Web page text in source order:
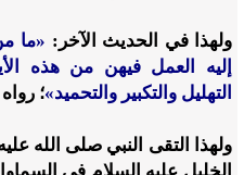
ولهذا في الحديث الآخر: «ما
إليه العمل فيهن من هذه
التهليل والتكبير والتحميد»؛
ولهذا التقى النبي صلى الله
الخليل عليه السلام في